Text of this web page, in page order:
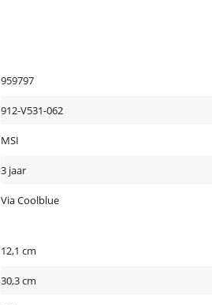
959797
912-V531-062
MSI
3 jaar
Via Coolblue
12,1 cm
30,3 cm